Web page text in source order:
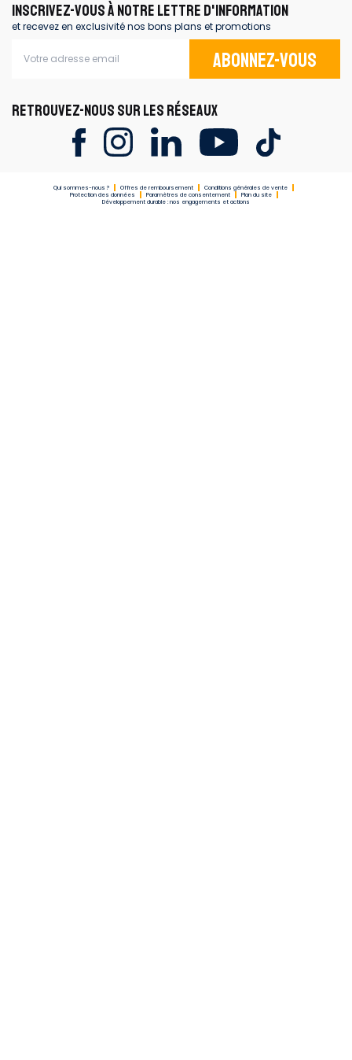
INSCRIVEZ-VOUS À NOTRE LETTRE D'INFORMATION
et recevez en exclusivité nos bons plans et promotions
Abonnez-vous
RETROUVEZ-NOUS SUR LES RÉSEAUX
Qui sommes-nous ? Offres de remboursement
Conditions générales de vente
Protection des données
Paramètres de consentement
Plan du site
Développement durable : nos engagements et actions